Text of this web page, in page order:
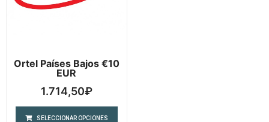
Ortel Países Bajos €10
EUR
1.714,50₽
SELECCIONAR OPCIONES